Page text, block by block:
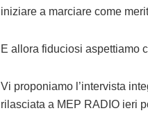
iniziare a marciare come
E allora fiduciosi aspettiamo
Vi proponiamo l’intervista
rilasciata a MEP RADIO ieri